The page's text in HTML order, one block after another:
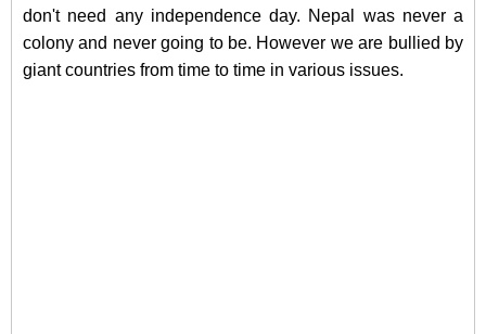
don't need any independence day. Nepal was never a
colony and never going to be. However we are bullied by
giant countries from time to time in various issues.